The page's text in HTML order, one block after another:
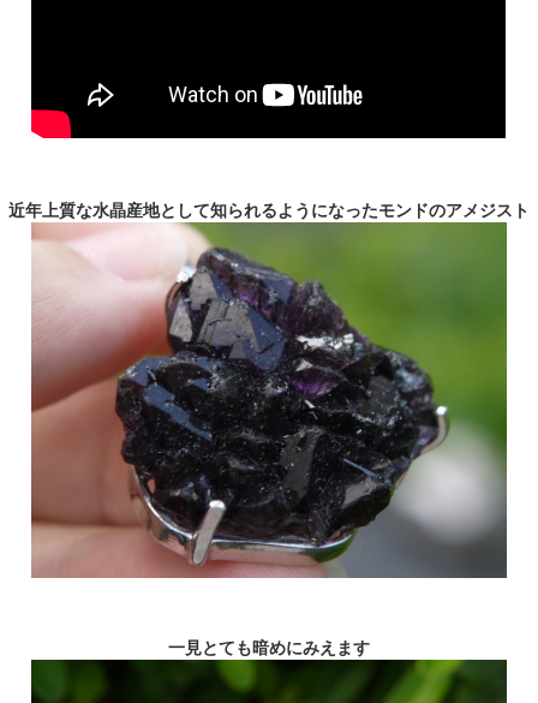
近年上質な水晶産地として知られるようになったモンドのアメジスト
一見とても暗めにみえます